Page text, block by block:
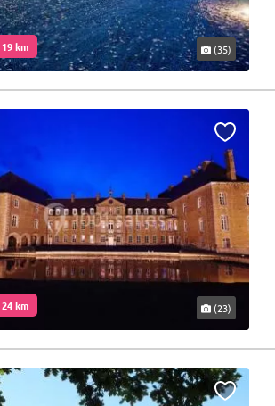
km (35)
km (23)